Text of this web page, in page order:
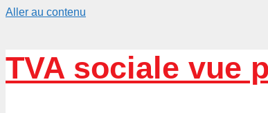
Aller au contenu
TVA sociale vue